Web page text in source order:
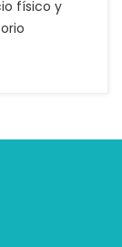
físico y